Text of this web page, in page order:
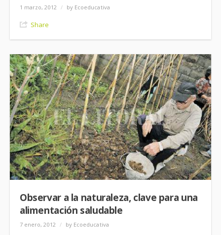
1 marzo, 2012 / by Ecoeducativa
Share
Observar a la naturaleza, clave para una
alimentación saludable
7 enero, 2012 / by Ecoeducativa